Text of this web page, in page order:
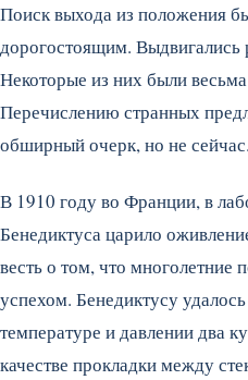
Поиск выхода из положения
дорогостоящим. Выдвигались
Некоторые из них были
Перечислению странных
обширный очерк, но не сейчас.
В 1910 году во Франции, в
Бенедиктуса царило
весть о том, что многолетние
успехом. Бенедиктусу
температуре и давлении два
качестве прокладки между